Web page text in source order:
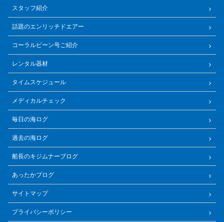
スタッフ紹介
話題のエンリッチドエアー
コーラルビーン号ご紹介
レンタル器材
タイムスケジュール
メディカルチェック
毎日の海ログ
過去の海ログ
船長のキジムナーブログ
あったかブログ
サイトマップ
プライバシーポリシー